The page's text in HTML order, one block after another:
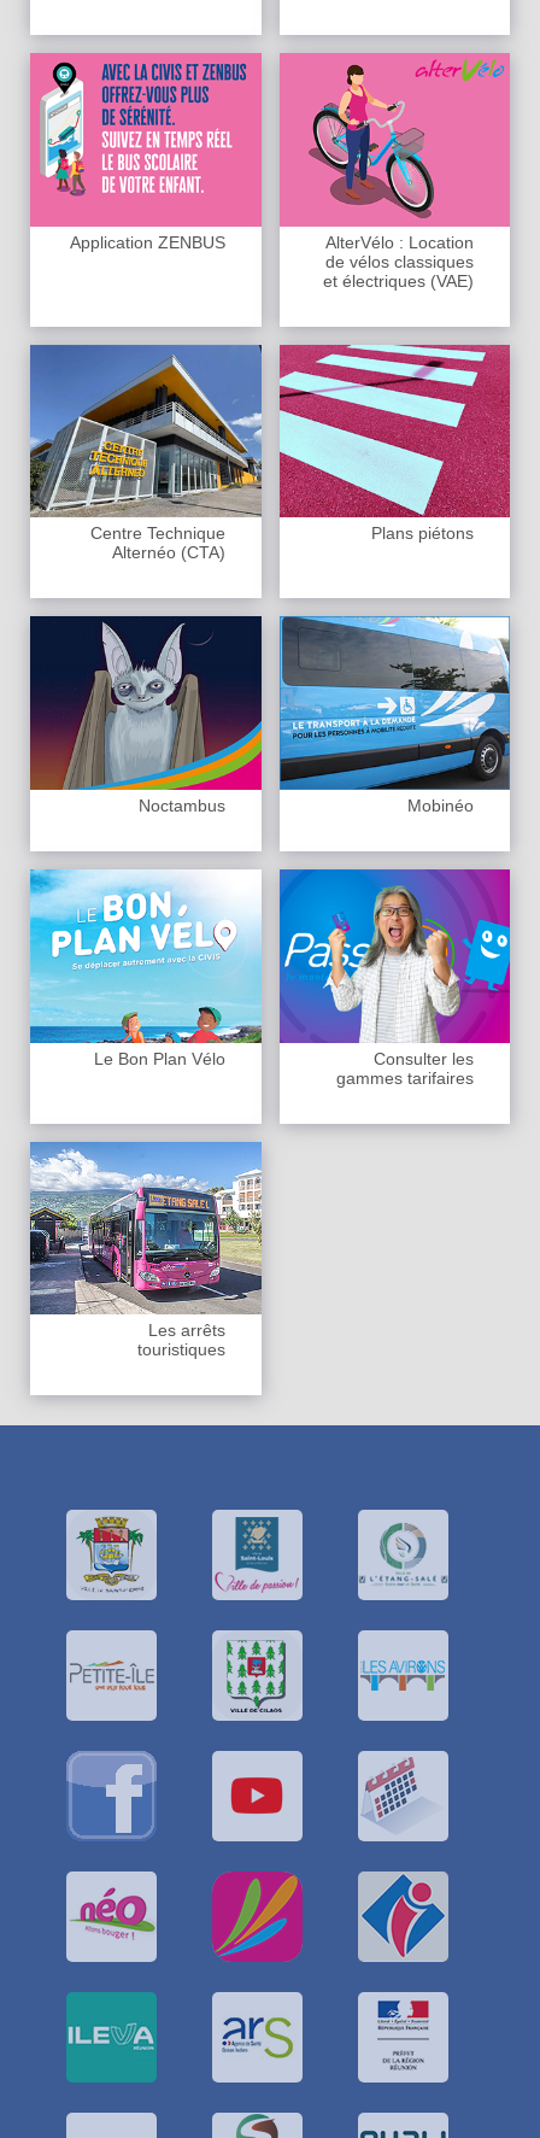
Application ZENBUS
AlterVélo : Location
de vélos classiques
et électriques (VAE)
Centre Technique
Alternéo (CTA)
Plans piétons
Noctambus Mobinéo
Le Bon Plan Vélo
Consulter les
gammes tarifaires
Les arrêts
touristiques